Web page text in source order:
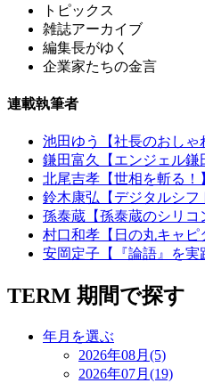
トピックス
雑誌アーカイブ
編集長がゆく
企業家たちの金言
連載執筆者
池田ゆう【社長のおしゃ
鎌田富久【エンジェル鎌
北尾吉孝【世相を斬る！
鈴木康弘【デジタルシフ
孫泰蔵【孫泰蔵のシリコ
村口和孝【日の丸キャピ
安岡定子【『論語』を実
TERM 期間で探す
年月を選ぶ
2026年08月(5)
2026年07月(19)